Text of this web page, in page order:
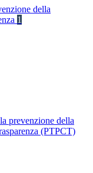
della
1
prevenzione della
(PTPCT)